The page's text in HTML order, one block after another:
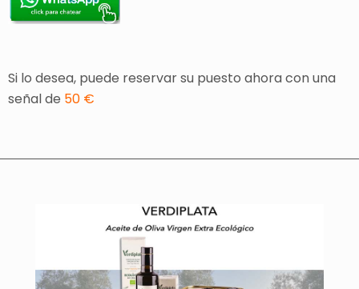
Si lo desea, puede reservar su puesto ahora con una
señal de 50 €